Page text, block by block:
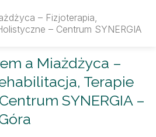
– Fizjoterapia,
– Centrum SYNERGIA
a Miażdżyca –
Terapie
SYNERGIA –